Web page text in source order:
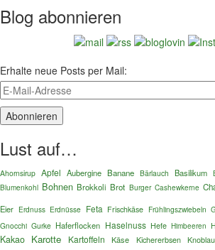
Blog abonnieren
Erhalte neue Posts per Mail:
Lust auf…
Ahornsirup Apfel Aubergine Banane Bärlauch Basilikum
Blumenkohl Bohnen Brokkoli Brot Burger Cashewkerne
Eier Erdnuss Erdnüsse Feta Frischkäse Frühlingszwiebeln
Gnocchi Gurke Haferflocken Haselnuss Hefe Himbeeren
Kakao Karotte Kartoffeln Käse Kichererbsen